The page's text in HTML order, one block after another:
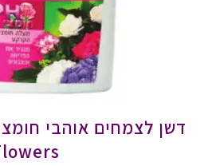
דשן לצמחים אוהבי